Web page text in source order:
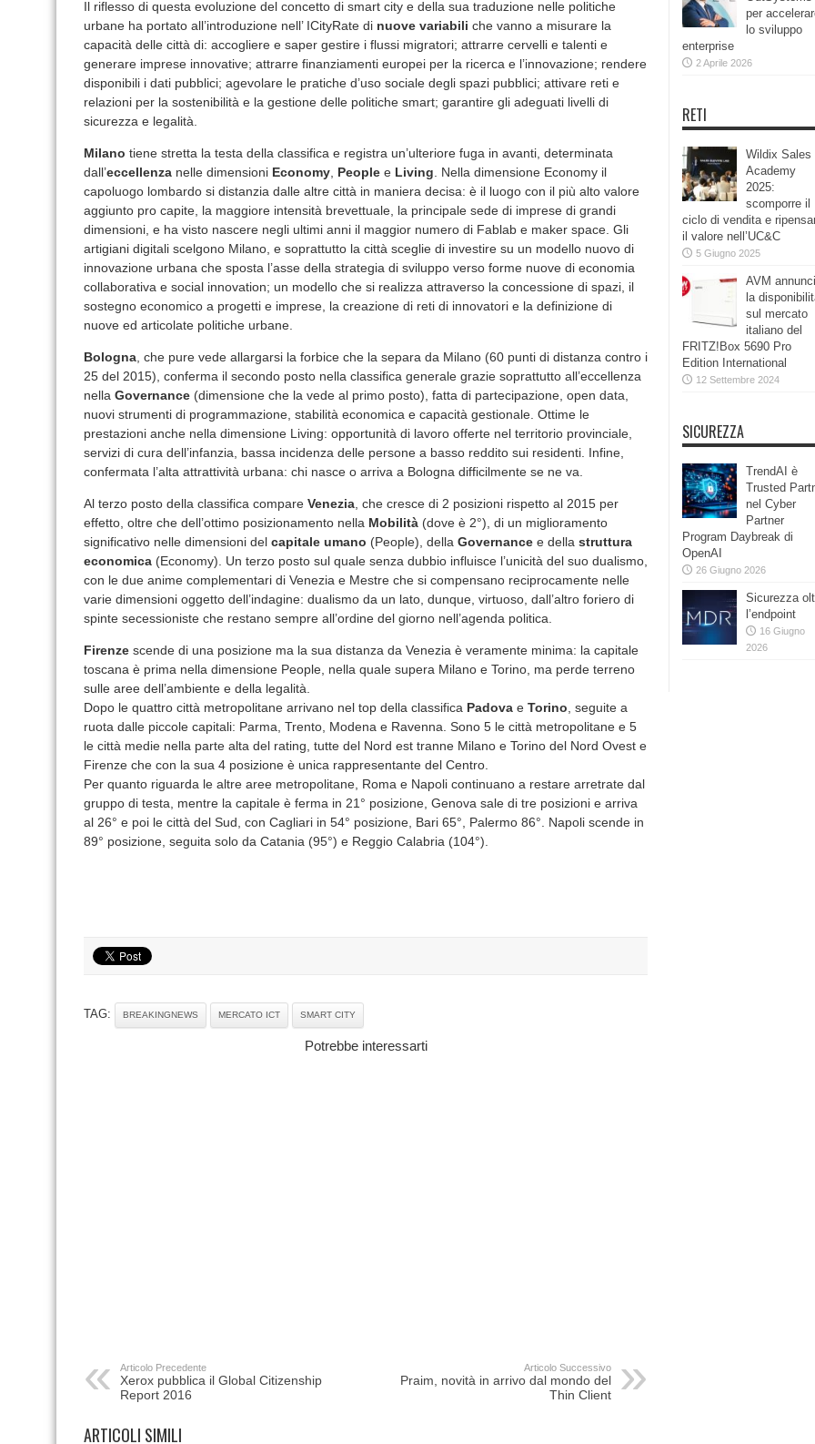
Il riflesso di questa evoluzione del concetto di smart city e della sua traduzione nelle politiche
urbane ha portato all’introduzione nell’ ICityRate di nuove variabili che vanno a misurare la
capacità delle città di: accogliere e saper gestire i flussi migratori; attrarre cervelli e talenti e
generare imprese innovative; attrarre finanziamenti europei per la ricerca e l’innovazione; rendere
disponibili i dati pubblici; agevolare le pratiche d’uso sociale degli spazi pubblici; attivare reti e
relazioni per la sostenibilità e la gestione delle politiche smart; garantire gli adeguati livelli di
sicurezza e legalità.
Milano tiene stretta la testa della classifica e registra un’ulteriore fuga in avanti, determinata
dall’eccellenza nelle dimensioni Economy People e Living . Nella dimensione Economy il
capoluogo lombardo si distanzia dalle altre città in maniera decisa: è il luogo con il più alto valore
aggiunto pro capite, la maggiore intensità brevettuale, la principale sede di imprese di grandi
dimensioni, e ha visto nascere negli ultimi anni il maggior numero di Fablab e maker space. Gli
artigiani digitali scelgono Milano, e soprattutto la città sceglie di investire su un modello nuovo di
innovazione urbana che sposta l’asse della strategia di sviluppo verso forme nuove di economia
collaborativa e social innovation; un modello che si realizza attraverso la concessione di spazi, il
sostegno economico a progetti e imprese, la creazione di reti di innovatori e la definizione di
nuove ed articolate politiche urbane.
Bologna , che pure vede allargarsi la forbice che la separa da Milano (60 punti di distanza contro i
25 del 2015), conferma il secondo posto nella classifica generale grazie soprattutto all’eccellenza
nella Governance (dimensione che la vede al primo posto), fatta di partecipazione, open data,
nuovi strumenti di programmazione, stabilità economica e capacità gestionale. Ottime le
prestazioni anche nella dimensione Living: opportunità di lavoro offerte nel territorio provinciale,
servizi di cura dell’infanzia, bassa incidenza delle persone a basso reddito sui residenti. Infine,
confermata l’alta attrattività urbana: chi nasce o arriva a Bologna difficilmente se ne va.
Al terzo posto della classifica compare Venezia , che cresce di 2 posizioni rispetto al 2015 per
effetto, oltre che dell’ottimo posizionamento nella Mobilità (dove è 2°), di un miglioramento
significativo nelle dimensioni del capitale umano (People), della Governance e della struttura
economica (Economy). Un terzo posto sul quale senza dubbio influisce l’unicità del suo dualismo,
con le due anime complementari di Venezia e Mestre che si compensano reciprocamente nelle
varie dimensioni oggetto dell’indagine: dualismo da un lato, dunque, virtuoso, dall’altro foriero di
spinte secessioniste che restano sempre all’ordine del giorno nell’agenda politica.
Firenze scende di una posizione ma la sua distanza da Venezia è veramente minima: la capitale
toscana è prima nella dimensione People, nella quale supera Milano e Torino, ma perde terreno
sulle aree dell’ambiente e della legalità.
Dopo le quattro città metropolitane arrivano nel top della classifica Padova e Torino , seguite a
ruota dalle piccole capitali: Parma, Trento, Modena e Ravenna. Sono 5 le città metropolitane e 5
le città medie nella parte alta del rating, tutte del Nord est tranne Milano e Torino del Nord Ovest e
Firenze che con la sua 4 posizione è unica rappresentante del Centro.
Per quanto riguarda le altre aree metropolitane, Roma e Napoli continuano a restare arretrate dal
gruppo di testa, mentre la capitale è ferma in 21° posizione, Genova sale di tre posizioni e arriva
al 26° e poi le città del Sud, con Cagliari in 54° posizione, Bari 65°, Palermo 86°. Napoli scende in
89° posizione, seguita solo da Catania (95°) e Reggio Calabria (104°).
TAG: BREAKINGNEWS MERCATO ICT SMART CITY
Potrebbe interessarti
Articolo Precedente
Xerox pubblica il Global Citizenship
Report 2016
Articolo Successivo
Praim, novità in arrivo dal mondo del
Thin Client
ARTICOLI SIMILI
per
lo sviluppo
enterprise
2 Aprile 2026
RETI
Wildix Sales
Academy
2025:
scomporre il
ciclo di vendita e
il valore nell’UC&C
5 Giugno 2025
AVM
la
sul mercato
italiano del
FRITZ!Box 5690 Pro
Edition International
12 Settembre 2024
SICUREZZA
TrendAI è
Trusted
nel Cyber
Partner
Program Daybreak di
OpenAI
26 Giugno 2026
Sicurezza
l’endpoint
16 Giugno
2026